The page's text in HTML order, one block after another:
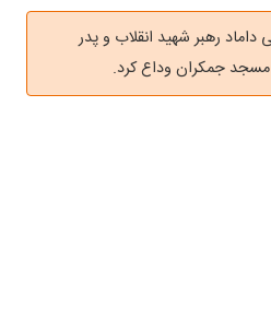
رهبر شهید انقلاب و پدر